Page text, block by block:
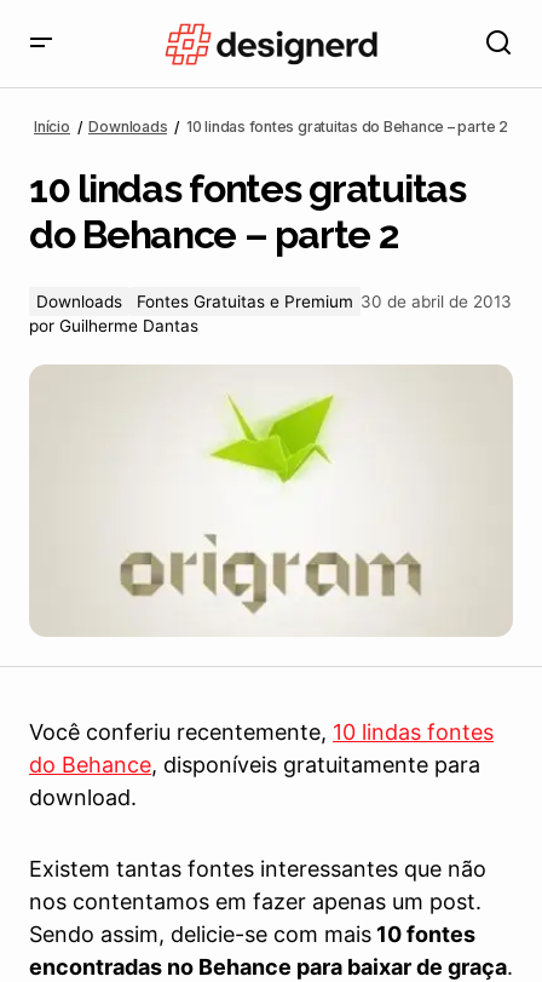
Início Downloads 10 lindas fontes gratuitas do Behance – parte 2
10 lindas fontes gratuitas
do Behance – parte 2
Downloads Fontes Gratuitas e Premium 30 de abril de 2013
por Guilherme Dantas
Você conferiu recentemente, 10 lindas fontes
do Behance, disponíveis gratuitamente para
download.
Existem tantas fontes interessantes que não
nos contentamos em fazer apenas um post.
Sendo assim, delicie-se com mais 10 fontes
encontradas no Behance para baixar de graça.